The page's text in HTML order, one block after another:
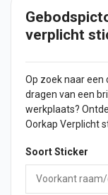
verplicht
Op zoek naar
dragen van een
werkplaats?
Oorkap Verplicht
Soort Sticker